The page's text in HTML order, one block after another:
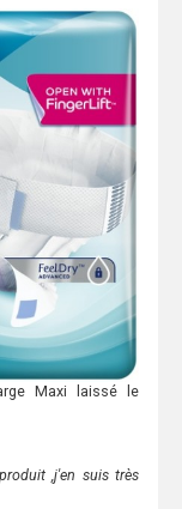
Maxi laissé le
,j'en suis très